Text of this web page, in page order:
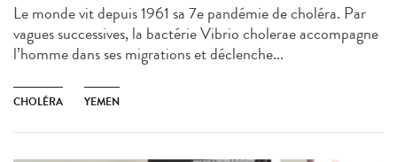
Le monde vit depuis 1961 sa 7e pandémie de choléra. Par
vagues successives, la bactérie Vibrio cholerae accompagne
l’homme dans ses migrations et déclenche...
CHOLÉRA YEMEN